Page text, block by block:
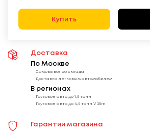
Купить
Доставка
По Москве
Самовывоз со склада
Доставка легковым автомобилем
В регионах
Грузовое авто до 1,5 тонн
Грузовое авто до 4,5 тонн V 30m
Гарантии магазина